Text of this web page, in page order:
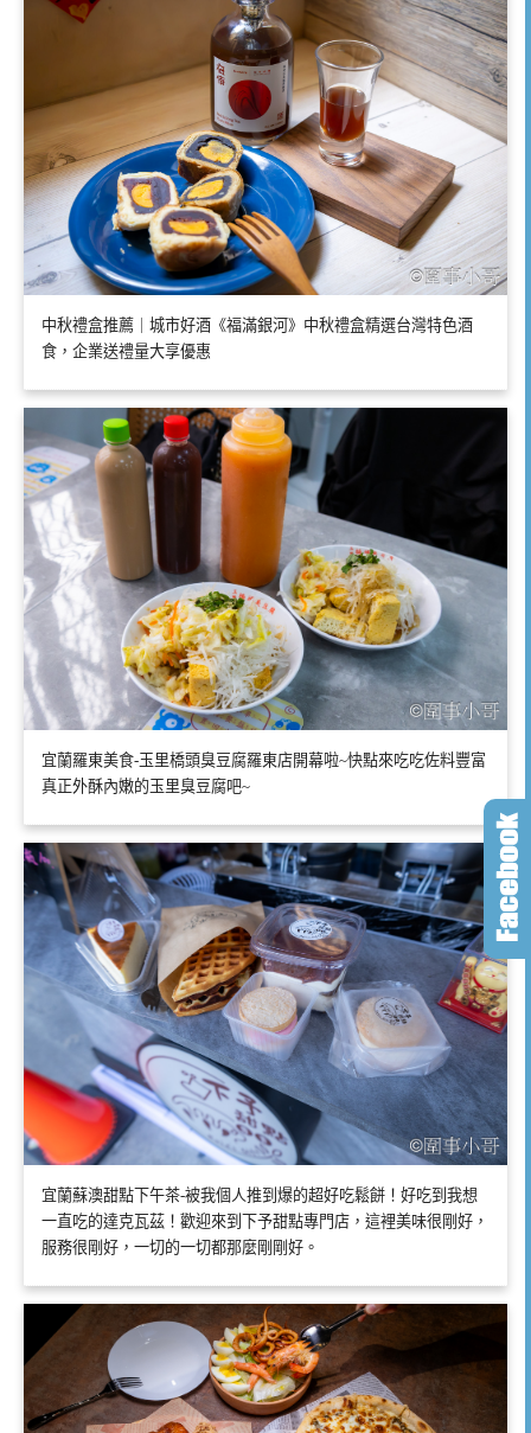
中秋禮盒推薦｜城市好酒《福滿銀河》中秋禮盒精選台灣特色酒
食，企業送禮量大享優惠
宜蘭羅東美食-玉里橋頭臭豆腐羅東店開幕啦~快點來吃吃佐料豐富
真正外酥內嫩的玉里臭豆腐吧~
宜蘭蘇澳甜點下午茶-被我個人推到爆的超好吃鬆餅！好吃到我想
一直吃的達克瓦茲！歡迎來到下予甜點專門店，這裡美味很剛好，
服務很剛好，一切的一切都那麼剛剛好。